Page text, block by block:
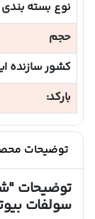
نوع بسته بندی
حجم
کشور سازنده
بارکد:
توضیحات
توضیحات
سولفات